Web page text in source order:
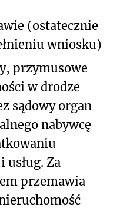
(ostatecznie
wniosku)
przymusowe
w drodze
sądowy organ
nabywcę
Za
przemawia